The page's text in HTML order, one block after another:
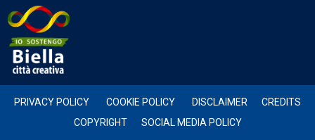
PRIVACY POLICY COOKIE POLICY DISCLAIMER
CREDITS
COPYRIGHT
SOCIAL MEDIA POLICY